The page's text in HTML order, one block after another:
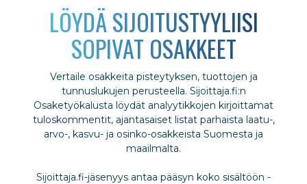
LÖYDÄ SIJOITUSTYYLIISI
SOPIVAT OSAKKEET
Vertaile osakkeita pisteytyksen, tuottojen ja
tunnuslukujen perusteella. Sijoittaja.fi:n
Osaketyökalusta löydät analyytikkojen kirjoittamat
tuloskommentit, ajantasaiset listat parhaista laatu-,
arvo-, kasvu- ja osinko-osakkeista Suomesta ja
maailmalta.
Sijoittaja.fi-jäsenyys antaa pääsyn koko sisältöön -